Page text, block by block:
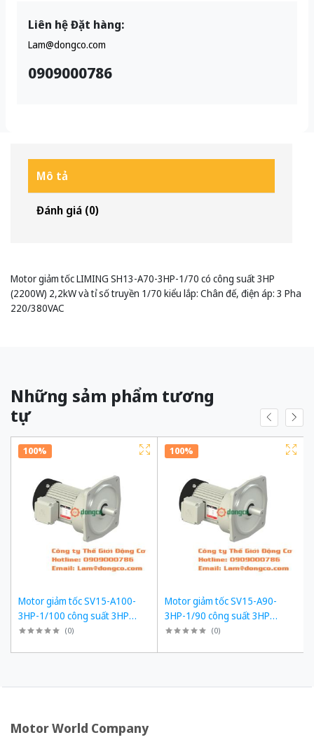
Liên hệ Đặt hàng:
Lam@dongco.com
0909000786
Mô tả
Đánh giá (0)
Motor giảm tốc LIMING SH13-A70-3HP-1/70 có công suất 3HP
(2200W) 2,2kW và tỉ số truyền 1/70 kiểu lắp: Chân đế, điện áp: 3 Pha
220/380VAC
Những sảm phẩm tương
tự
100%
Motor giảm tốc SV15-A100-
3HP-1/100 công suất 3HP
(2200W) 2,2kW 1/100 kiểu lắp
(0)
100%
Motor giảm tốc SV15-A90-
3HP-1/90 công suất 3HP
(2200W) 2,2kW 1/90 kiểu lắp
(0)
Motor World Company